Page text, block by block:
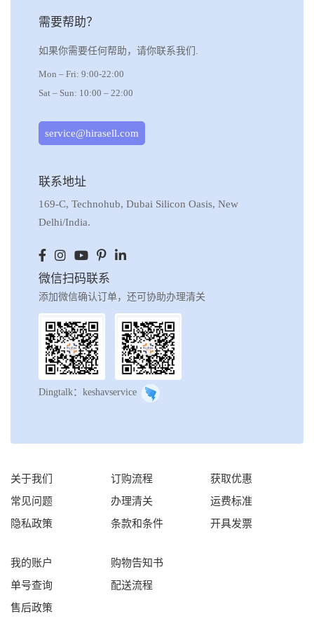
需要帮助？
如果你需要任何帮助，请你联系我们.
Mon – Fri: 9:00-22:00
Sat – Sun: 10:00 – 22:00
service@hirasell.com
联系地址
169-C, Technohub, Dubai Silicon Oasis, New
Delhi/India.
微信扫码联系
添加微信确认订单，还可协助办理清关
Dingtalk：keshavservice
关于我们
常见问题
隐私政策
订购流程
办理清关
条款和条件
获取优惠
运费标准
开具发票
我的账户
单号查询
售后政策
购物告知书
配送流程